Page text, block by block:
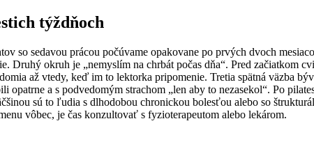
týždňoch
so sedavou prácou počúvame opakovane po prvých dvoch
Druhý okruh je „nemyslím na chrbát počas dňa“. Pred začiatkom
až vtedy, keď im to lektorka pripomenie. Tretia spätná väzba
a s podvedomým strachom „len aby to nezasekol“. Po
sú to ľudia s dlhodobou chronickou bolesťou alebo so
vôbec, je čas konzultovať s fyzioterapeutom alebo lekárom.